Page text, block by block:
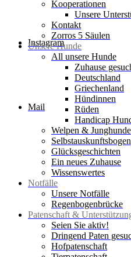
Instagram
Mail
Kooperationen
Unsere
Kontakt
Zorros 5 Säulen
Unsere Hunde
All unsere Hunde
Zuhause
Deutschland
Griechenland
Hündinnen
Rüden
Handicap
Welpen & Junghunde
Selbstauskunftsbogen
Glücksgeschichten
Ein neues Zuhause
Wissenswertes
Notfälle
Unsere Notfälle
Regenbogenbrücke
Patenschaft &
Seien Sie aktiv!
Dringend Paten
Hofpatenschaft